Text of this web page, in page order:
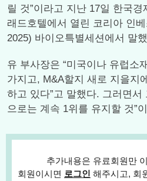
릴 것”이라고 지난 17일 한국
래드호텔에서 열린 코리아 인
2025) 바이오특별세션에서 말
유 부사장은 “미국이나 유럽소
가지고, M&A할지 새로 지을지
하고 있다”고 말했다. 그러면서
으로는 계속 1위를 유지할 것”
추가내용은 유료회원만
회원이시면 로그인 해주시고, 회